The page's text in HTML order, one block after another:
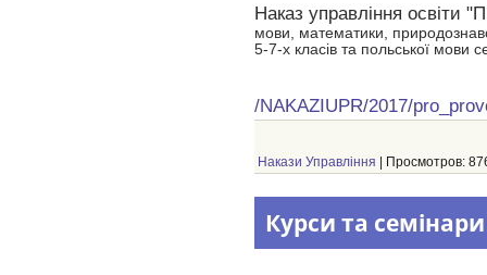
Наказ управління освіти
мови, математики,
5-7-х класів та польської мови
/NAKAZIUPR/2017/
Накази Управління | Просмотров:
Курси та